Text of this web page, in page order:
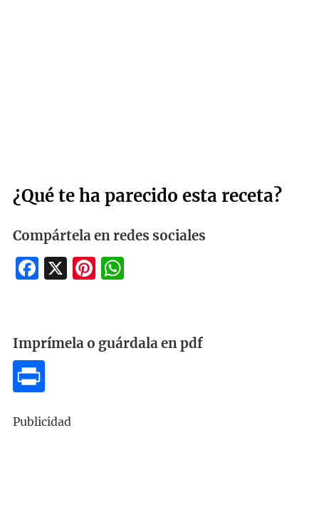
¿Qué te ha parecido esta receta?
Compártela en redes sociales
Facebook
X Pinterest
WhatsApp
Imprímela o guárdala en pdf
Publicidad